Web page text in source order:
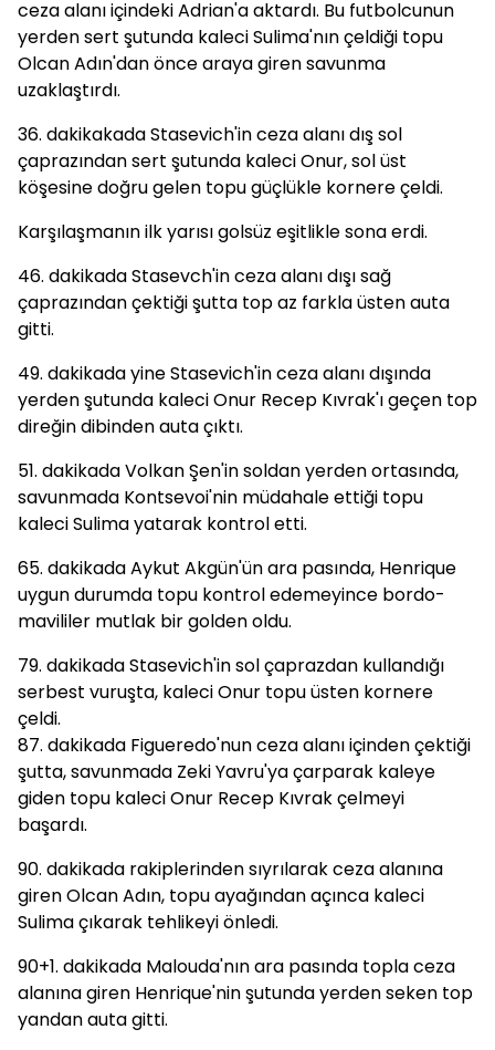
ceza alanı içindeki Adrian'a aktardı. Bu futbolcunun
yerden sert şutunda kaleci Sulima'nın çeldiği topu
Olcan Adın'dan önce araya giren savunma
uzaklaştırdı.
36. dakikakada Stasevich'in ceza alanı dış sol
çaprazından sert şutunda kaleci Onur, sol üst
köşesine doğru gelen topu güçlükle kornere çeldi.
Karşılaşmanın ilk yarısı golsüz eşitlikle sona erdi.
46. dakikada Stasevch'in ceza alanı dışı sağ
çaprazından çektiği şutta top az farkla üsten auta
gitti.
49. dakikada yine Stasevich'in ceza alanı dışında
yerden şutunda kaleci Onur Recep Kıvrak'ı geçen top
direğin dibinden auta çıktı.
51. dakikada Volkan Şen'in soldan yerden ortasında,
savunmada Kontsevoi'nin müdahale ettiği topu
kaleci Sulima yatarak kontrol etti.
65. dakikada Aykut Akgün'ün ara pasında, Henrique
uygun durumda topu kontrol edemeyince bordo-
mavililer mutlak bir golden oldu.
79. dakikada Stasevich'in sol çaprazdan kullandığı
serbest vuruşta, kaleci Onur topu üsten kornere
çeldi.
87. dakikada Figueredo'nun ceza alanı içinden çektiği
şutta, savunmada Zeki Yavru'ya çarparak kaleye
giden topu kaleci Onur Recep Kıvrak çelmeyi
başardı.
90. dakikada rakiplerinden sıyrılarak ceza alanına
giren Olcan Adın, topu ayağından açınca kaleci
Sulima çıkarak tehlikeyi önledi.
90+1. dakikada Malouda'nın ara pasında topla ceza
alanına giren Henrique'nin şutunda yerden seken top
yandan auta gitti.